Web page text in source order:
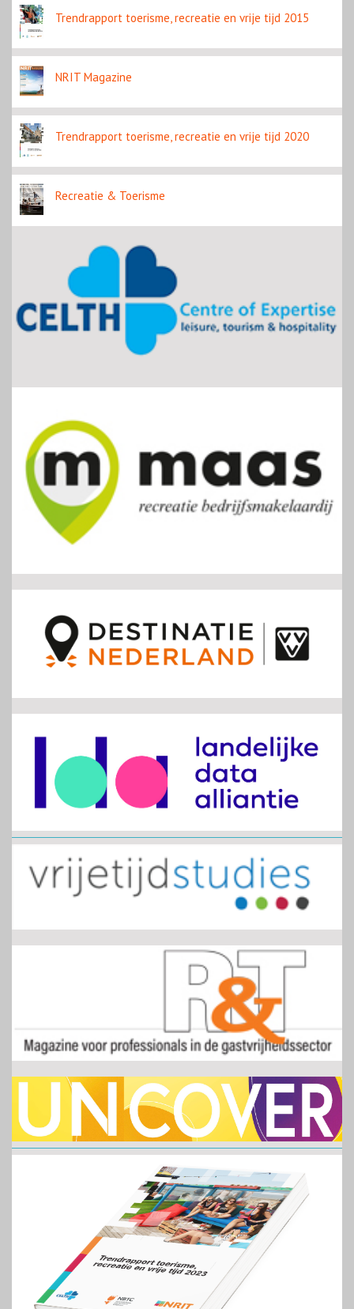
Trendrapport toerisme, recreatie en vrije tijd 2015
NRIT Magazine
Trendrapport toerisme, recreatie en vrije tijd 2020
Recreatie & Toerisme